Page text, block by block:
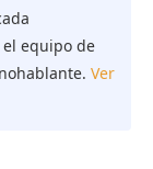
equipo de
Ver